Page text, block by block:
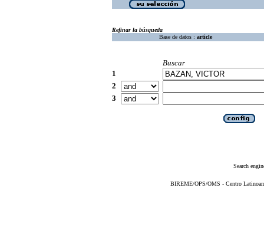
Refinar la búsqueda
Base de datos : article
Buscar
1
2
3
Search
BIREME/OPS/OMS - Centro